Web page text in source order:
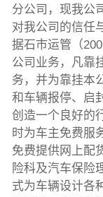
分公司，现我公
对我公司的信任
据石市运管（
公司业务，凡靠
务，并为靠挂本
和车辆报停、启
创造一个良好的
时为车主免费服
免费提供网上配
险科及汽车保险
式为车辆设计各